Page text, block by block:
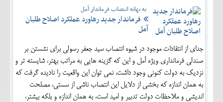
به بهانه انتصاب فرماندار آمل
فرماندار جدید رهاورد عملکرد اصلاح طلبان
آمل
جدای از انتقادات موجود در شیوه انتصاب سید جعفر رسولی برای نشستن بر
صندلی فرمانداری ویژه آمل و این که گزینه هایی به مراتب بهتر، شایسته تر و
نزدیک به دولت کنونی وجود داشت، نمی توان این واقعیت را نادیده گرفت که
به همان اندازه که بخشی از دلایل این انتصاب ناشی از سستی، مصلحت
اندیشی و ملاحظات دولت تدبیر و امید است، به همان اندازه و بلکه بیشتر،